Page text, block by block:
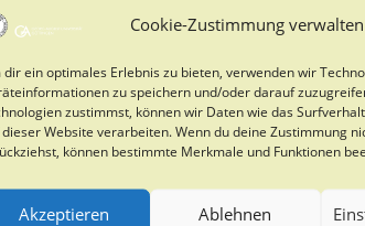
Cookie-Zustimmung verwalten
dir ein optimales Erlebnis zu bieten, verwenden wir
zu speichern und/oder darauf
zustimmst, können wir Daten wie das
Website verarbeiten. Wenn du deine Zustimmung
können bestimmte Merkmale und Funktionen
Akzeptieren Ablehnen